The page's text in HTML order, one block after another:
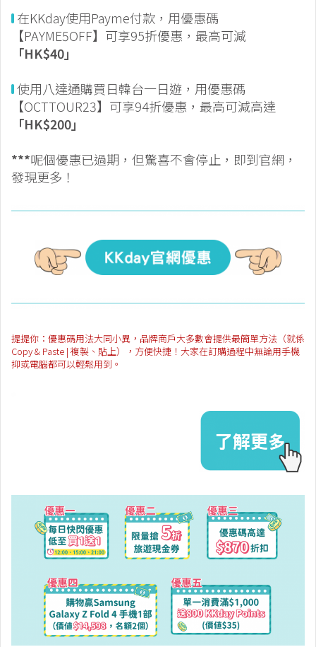
在KKday使用Payme付款，用優惠碼
【PAYME5OFF】可享95折優惠，最高可減
「HK$40」
使用八達通購買日韓台一日遊，用優惠碼
【OCTTOUR23】可享94折優惠，最高可減高達
「HK$200」
***呢個優惠已過期，但驚喜不會停止，即到官網，
發現更多！
提提你：優惠碼用法大同小異，品牌商戶大多數會提供最簡單方法（就係
Copy & Paste | 複製、貼上），方便快捷！大家在訂購過程中無論用手機
抑或電腦都可以輕鬆用到。